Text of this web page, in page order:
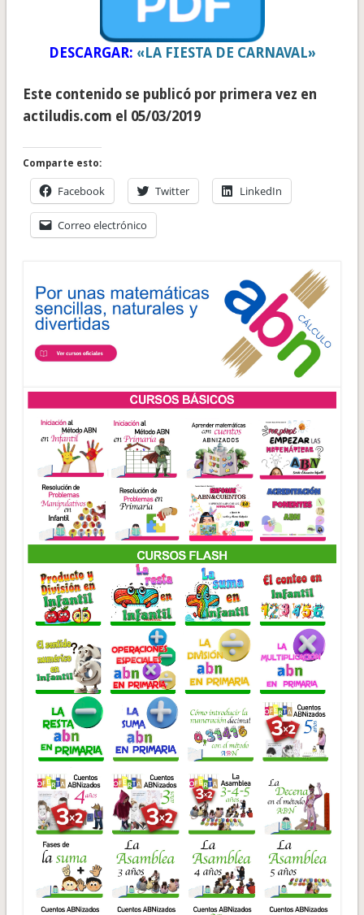
DESCARGAR: «LA FIESTA DE CARNAVAL»
Este contenido se publicó por primera vez en
actiludis.com el 05/03/2019
Comparte esto:
Facebook Twitter LinkedIn
Correo electrónico